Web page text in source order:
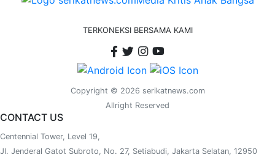
TERKONEKSI BERSAMA KAMI
Copyright © 2026 serikatnews.com
Allright Reserved
CONTACT US
Centennial Tower, Level 19,
Jl. Jenderal Gatot Subroto, No. 27, Setiabudi, Jakarta Selatan, 12950